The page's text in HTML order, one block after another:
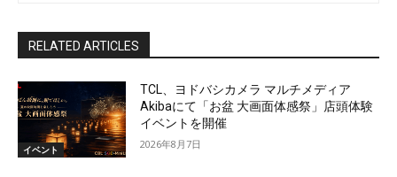
RELATED ARTICLES
イベント
TCL、ヨドバシカメラ マルチメディア
Akibaにて「お盆 大画面体感祭」店頭体験
イベントを開催
2026年8月7日